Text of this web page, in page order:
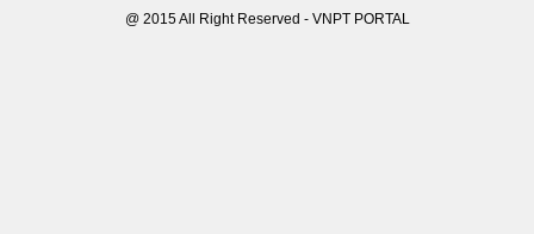
@ 2015 All Right Reserved - VNPT PORTAL